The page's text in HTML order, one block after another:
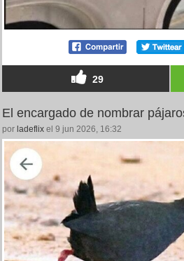
29
El encargado de nombrar
por ladeflix el 9 jun 2026, 16:32